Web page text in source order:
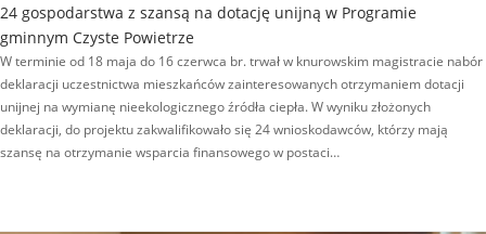
24 gospodarstwa z szansą na dotację unijną w Programie
gminnym Czyste Powietrze
W terminie od 18 maja do 16 czerwca br. trwał w knurowskim magistracie nabór
deklaracji uczestnictwa mieszkańców zainteresowanych otrzymaniem dotacji
unijnej na wymianę nieekologicznego źródła ciepła. W wyniku złożonych
deklaracji, do projektu zakwalifikowało się 24 wnioskodawców, którzy mają
szansę na otrzymanie wsparcia finansowego w postaci…